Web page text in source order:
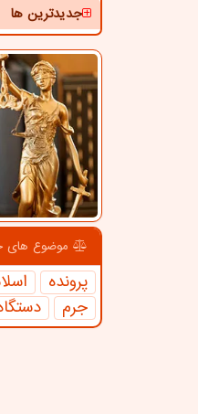
جدیدترین ها
موضوع های
پرونده
جرم